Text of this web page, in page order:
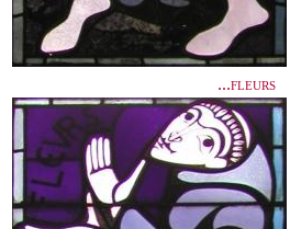
...fleurs